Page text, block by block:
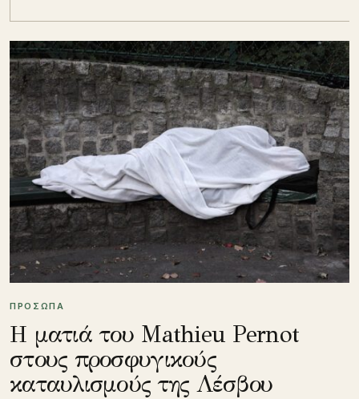
ΠΡΟΣΩΠΑ
Η ματιά του Mathieu Pernot
στους προσφυγικούς
καταυλισμούς της Λέσβου